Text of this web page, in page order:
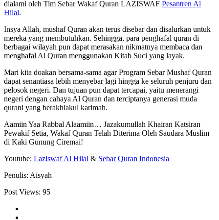
dialami oleh Tim Sebar Wakaf Quran LAZISWAF Pesantren Al
Hilal.
Insya Allah, mushaf Quran akan terus disebar dan disalurkan untuk
mereka yang membutuhkan. Sehingga, para penghafal quran di
berbagai wilayah pun dapat merasakan nikmatnya membaca dan
menghafal Al Quran menggunakan Kitab Suci yang layak.
Mari kita doakan bersama-sama agar Program Sebar Mushaf Quran
dapat senantiasa lebih menyebar lagi hingga ke seluruh penjuru dan
pelosok negeri. Dan tujuan pun dapat tercapai, yaitu menerangi
negeri dengan cahaya Al Quran dan terciptanya generasi muda
qurani yang berakhlakul karimah.
Aamiin Yaa Rabbal Alaamiin… Jazakumullah Khairan Katsiran
Pewakif Setia, Wakaf Quran Telah Diterima Oleh Saudara Muslim
di Kaki Gunung Ciremai!
Youtube: Laziswaf Al Hilal & Sebar Quran Indonesia
Penulis: Aisyah
Post Views: 95